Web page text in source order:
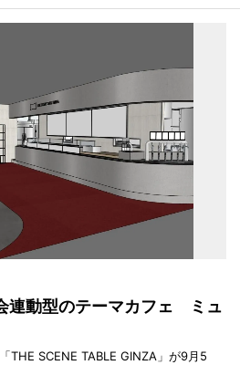
連動型のテーマカフェ ミュ
THE SCENE TABLE GINZA」が9月5